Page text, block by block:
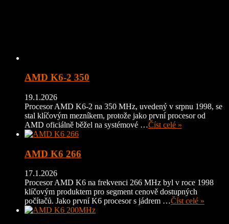
AMD K6-2 350
19.1.2026
Procesor AMD K6-2 na 350 MHz, uvedený v srpnu 1998, se
stal klíčovým mezníkem, protože jako první procesor od
AMD oficiálně běžel na systémové …Číst celé »
AMD K6 266
17.1.2026
Procesor AMD K6 na frekvenci 266 MHz byl v roce 1998
klíčovým produktem pro segment cenově dostupných
počítačů. Jako první K6 procesor s jádrem …Číst celé »